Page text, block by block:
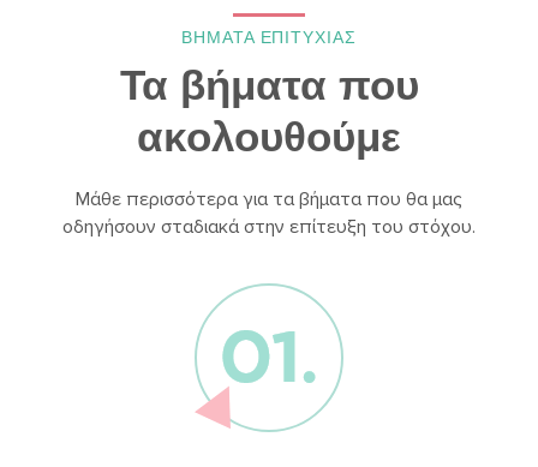
ΒΗΜΑΤΑ ΕΠΙΤΥΧΙΑΣ
Τα βήματα που
ακολουθούμε
Μάθε περισσότερα για τα βήματα που θα μας
οδηγήσουν σταδιακά στην επίτευξη του στόχου.